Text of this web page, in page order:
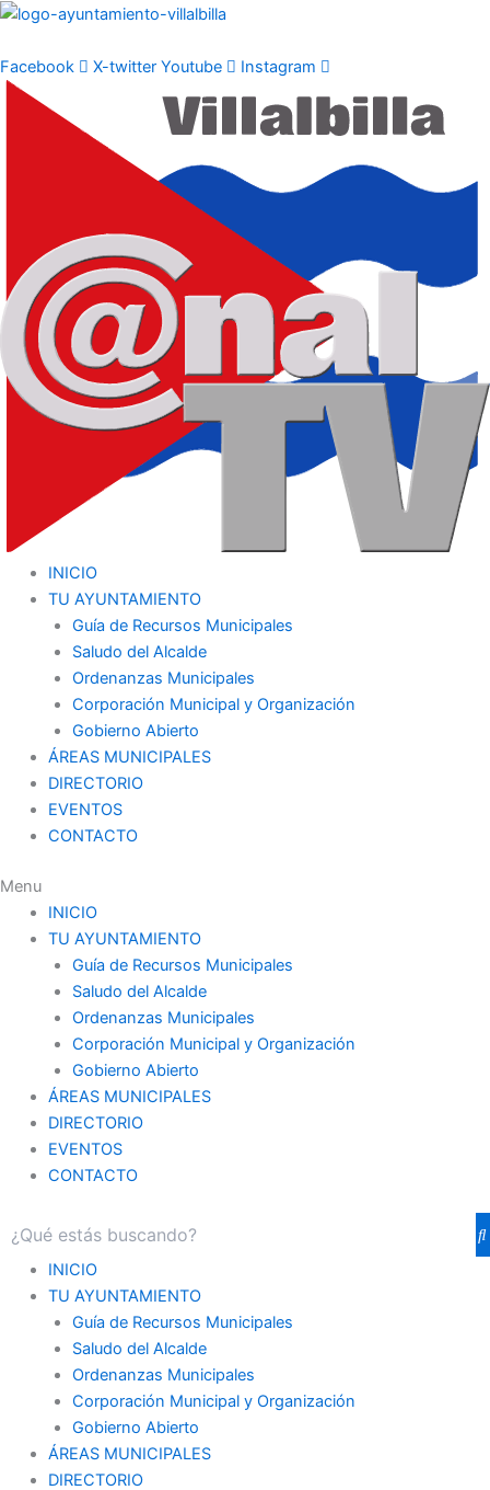
Ir
contenido
Facebook X-twitter Youtube Instagram
INICIO
TU AYUNTAMIENTO
Guía de Recursos Municipales
Saludo del Alcalde
Ordenanzas Municipales
Corporación Municipal y Organización
Gobierno Abierto
ÁREAS MUNICIPALES
DIRECTORIO
EVENTOS
CONTACTO
Menu
INICIO
TU AYUNTAMIENTO
Guía de Recursos Municipales
Saludo del Alcalde
Ordenanzas Municipales
Corporación Municipal y Organización
Gobierno Abierto
ÁREAS MUNICIPALES
DIRECTORIO
EVENTOS
CONTACTO
INICIO
TU AYUNTAMIENTO
Guía de Recursos Municipales
Saludo del Alcalde
Ordenanzas Municipales
Corporación Municipal y Organización
Gobierno Abierto
ÁREAS MUNICIPALES
DIRECTORIO